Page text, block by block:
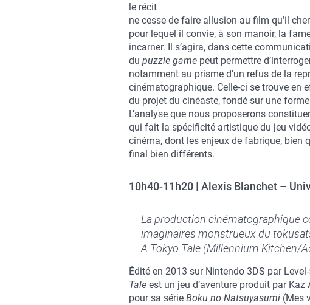
le récit
ne cesse de faire allusion au film qu’il
pour lequel il convie, à son manoir, la
incarner. Il s’agira, dans cette
du puzzle game peut permettre
notamment au prisme d’un refus de la
cinématographique. Celle-ci se trouve en
du projet du cinéaste, fondé sur une
L’analyse que nous proposerons
qui fait la spécificité artistique du jeu
cinéma, dont les enjeux de fabrique, bien
final bien différents.
10h40-11h20 | Alexis Blanchet –
La production cinématographique
imaginaires monstrueux du
A Tokyo Tale (Millennium Kitchen/
Édité en 2013 sur Nintendo 3DS par
Tale est un jeu d’aventure produit par
pour sa série Boku no Natsuyasumi (Mes